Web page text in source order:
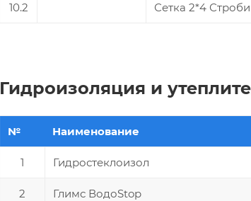
10.2 Сетка 2*4
Гидроизоляция и
№ Наименование
1 Гидростеклоизол
2 Глимс ВодоStop